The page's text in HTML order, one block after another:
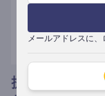
メールアドレスに、
提携媒体によ